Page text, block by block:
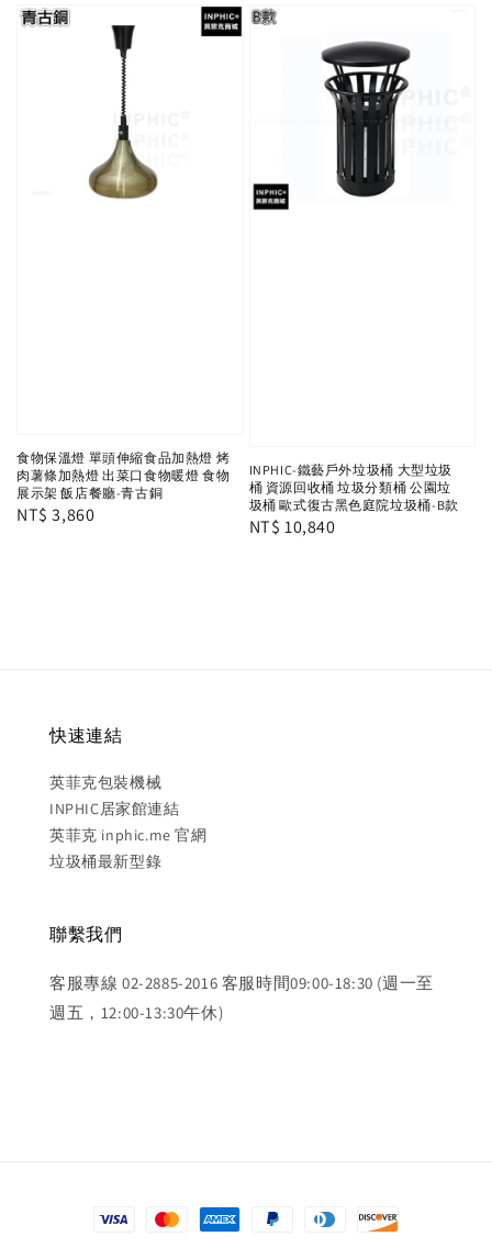
食物保溫燈 單頭伸縮食品加熱燈 烤
肉薯條加熱燈 出菜口食物暖燈 食物
展示架 飯店餐廳-青古銅
Regular
NT$ 3,860
INPHIC-鐵藝戶外垃圾桶 大型垃圾
桶 資源回收桶 垃圾分類桶 公園垃
圾桶 歐式復古黑色庭院垃圾桶-B款
Regular
NT$ 10,840
快速連結
英菲克包裝機械
INPHIC居家館連結
英菲克 inphic.me 官網
垃圾桶最新型錄
聯繫我們
客服專線 02-2885-2016 客服時間09:00-18:30 (週一至
週五，12:00-13:30午休)